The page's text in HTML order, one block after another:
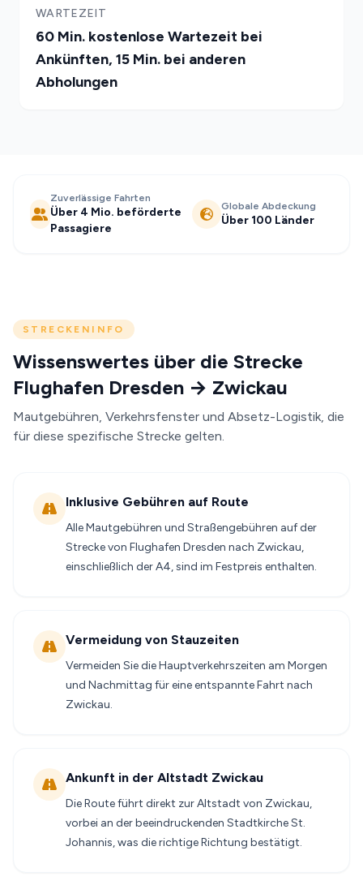
WARTEZEIT
60 Min. kostenlose Wartezeit bei
Ankünften, 15 Min. bei anderen
Abholungen
Zuverlässige Fahrten
Über 4 Mio. beförderte
Passagiere
Globale Abdeckung
Über 100 Länder
STRECKENINFO
Wissenswertes über die Strecke
Flughafen Dresden → Zwickau
Mautgebühren, Verkehrsfenster und Absetz-Logistik, die
für diese spezifische Strecke gelten.
Inklusive Gebühren auf Route
Alle Mautgebühren und Straßengebühren auf der
Strecke von Flughafen Dresden nach Zwickau,
einschließlich der A4, sind im Festpreis enthalten.
Vermeidung von Stauzeiten
Vermeiden Sie die Hauptverkehrszeiten am Morgen
und Nachmittag für eine entspannte Fahrt nach
Zwickau.
Ankunft in der Altstadt Zwickau
Die Route führt direkt zur Altstadt von Zwickau,
vorbei an der beeindruckenden Stadtkirche St.
Johannis, was die richtige Richtung bestätigt.